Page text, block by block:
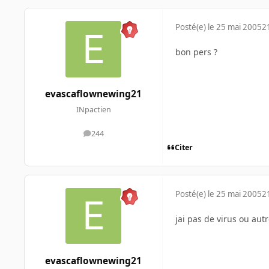
evascaflownewing21
INpactien
244
messages
Posté(e) le 25 mai 2005
bon pers ?
Citer
evascaflownewing21
Posté(e) le 25 mai 2005
jai pas de virus ou